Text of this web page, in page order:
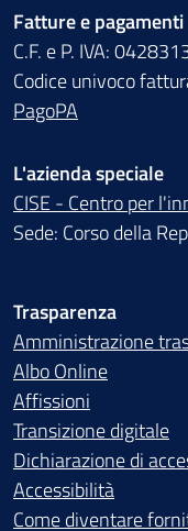
Fatture e pagamenti
C.F. e P. IVA:
Codice univoco
PagoPA
L'azienda speciale
CISE - Centro per
Sede: Corso della
Trasparenza
Amministrazione
Albo Online
Affissioni
Transizione digitale
Dichiarazione di
Accessibilità
Come diventare